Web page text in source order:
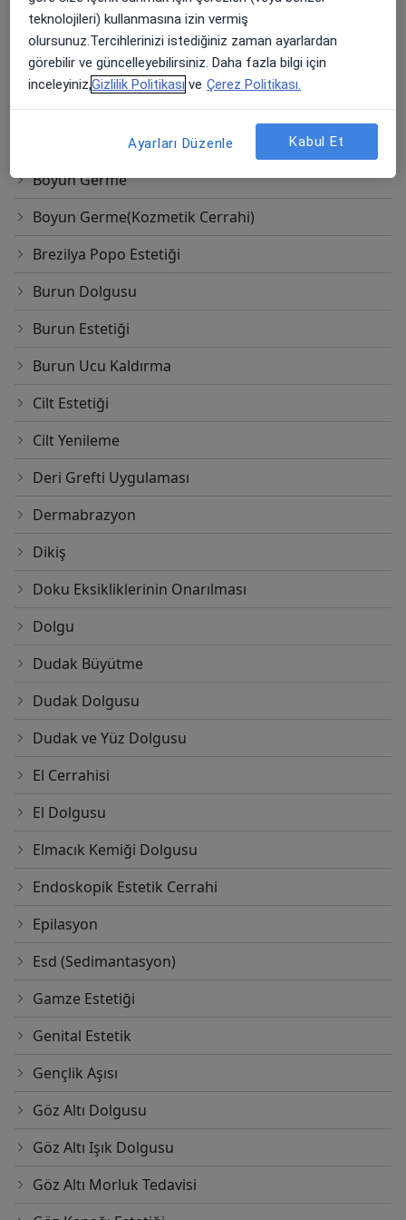
Blefaroplasti
Botoks
Botox Uygulaması
Boyun Germe
Boyun Germe(Kozmetik Cerrahi)
Brezilya Popo Estetiği
Burun Dolgusu
Burun Estetiği
Burun Ucu Kaldırma
Cilt Estetiği
Cilt Yenileme
Deri Grefti Uygulaması
Dermabrazyon
Dikiş
Doku Eksikliklerinin Onarılması
Dolgu
Dudak Büyütme
Dudak Dolgusu
Dudak ve Yüz Dolgusu
El Cerrahisi
El Dolgusu
Elmacık Kemiği Dolgusu
Endoskopik Estetik Cerrahi
Epilasyon
Esd (Sedimantasyon)
Gamze Estetiği
Genital Estetik
Gençlik Aşısı
Göz Altı Dolgusu
Göz Altı Işık Dolgusu
Göz Altı Morluk Tedavisi
teknolojileri) kullanmasına izin vermiş
olursunuz.Tercihlerinizi istediğiniz zaman ayarlardan
görebilir ve güncelleyebilirsiniz. Daha fazla bilgi için
inceleyiniz,Gizlilik Politikası ve Çerez Politikası.
Ayarları Düzenle Kabul Et